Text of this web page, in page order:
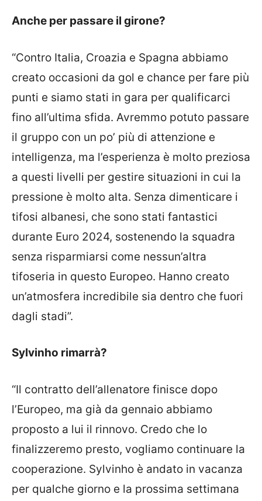
Anche per passare il girone?
“Contro Italia, Croazia e Spagna abbiamo
creato occasioni da gol e chance per fare più
punti e siamo stati in gara per qualificarci
fino all’ultima sfida. Avremmo potuto passare
il gruppo con un po’ più di attenzione e
intelligenza, ma l’esperienza è molto preziosa
a questi livelli per gestire situazioni in cui la
pressione è molto alta. Senza dimenticare i
tifosi albanesi, che sono stati fantastici
durante Euro 2024, sostenendo la squadra
senza risparmiarsi come nessun’altra
tifoseria in questo Europeo. Hanno creato
un’atmosfera incredibile sia dentro che fuori
dagli stadi”.
Sylvinho rimarrà?
“Il contratto dell’allenatore finisce dopo
l’Europeo, ma già da gennaio abbiamo
proposto a lui il rinnovo. Credo che lo
finalizzeremo presto, vogliamo continuare la
cooperazione. Sylvinho è andato in vacanza
per qualche giorno e la prossima settimana